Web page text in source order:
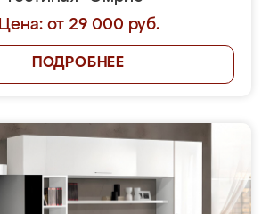
Цена: от 29 000 руб.
ПОДРОБНЕЕ